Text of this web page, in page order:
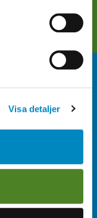
Visa detaljer